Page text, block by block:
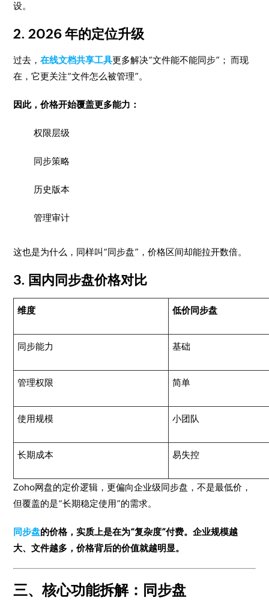
设。
2. 2026 年的定位升级
过去，在线文档共享工具更多解决“文件能不能同步”； 而现
在，它更关注“文件怎么被管理”。
因此，价格开始覆盖更多能力：
权限层级
同步策略
历史版本
管理审计
这也是为什么，同样叫“同步盘”，价格区间却能拉开数倍。
3. 国内同步盘价格对比
维度 低价同步盘
同步能力 基础
管理权限 简单
使用规模 小团队
长期成本 易失控
Zoho网盘的定价逻辑，更偏向企业级同步盘，不是最低价，
但覆盖的是“长期稳定使用”的需求。
同步盘的价格，实质上是在为“复杂度”付费。企业规模越
大、文件越多，价格背后的价值就越明显。
三、核心功能拆解：同步盘